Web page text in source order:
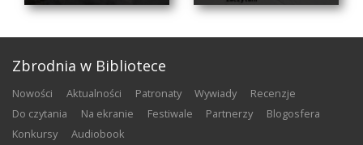
Zbrodnia w Bibliotece
nowości aktualności patronaty wywiady
recenzje
do czytania
na ekranie festiwale partnerzy
blogosfera
konkursy
audiobook